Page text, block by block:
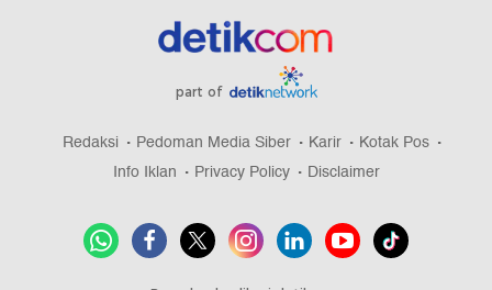
part of
Redaksi Pedoman Media Siber Karir
Kotak Pos
Info Iklan
Privacy Policy Disclaimer